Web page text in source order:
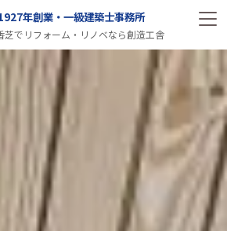
年創業・一級建築士事務所
芝でリフォーム・リノベなら創造工舎